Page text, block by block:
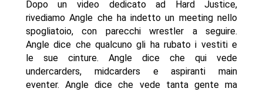
Dopo un video dedicato ad Hard Justice,
rivediamo Angle che ha indetto un meeting nello
spogliatoio, con parecchi wrestler a seguire.
Angle dice che qualcuno gli ha rubato i vestiti e
le sue cinture. Angle dice che qui vede
undercarders, midcarders e aspiranti main
eventer. Angle dice che vede tanta gente ma